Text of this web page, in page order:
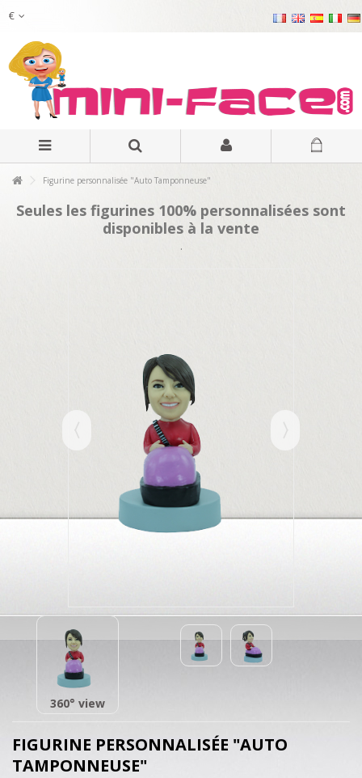
€
Figurine personnalisée "Auto Tamponneuse"
Seules les figurines 100% personnalisées sont
disponibles à la vente
.
360° view
FIGURINE PERSONNALISÉE "AUTO
TAMPONNEUSE"